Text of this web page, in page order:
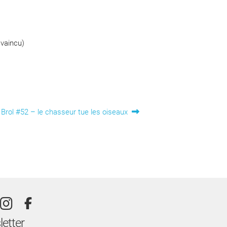
Article
Brol #52 – le chasseur tue les oiseaux